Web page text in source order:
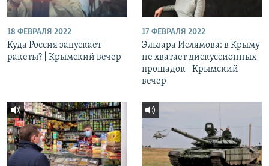
18 ФЕВРАЛЯ 2022
Куда Россия запускает
ракеты? | Крымский вечер
17 ФЕВРАЛЯ 2022
Эльзара Ислямова: в Крыму
не хватает дискуссионных
прощадок | Крымский
вечер